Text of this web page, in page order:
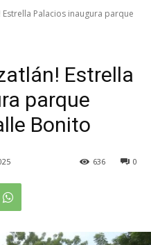
Estrella Palacios inaugura parque
Estrella
parque
Bonito
0
636